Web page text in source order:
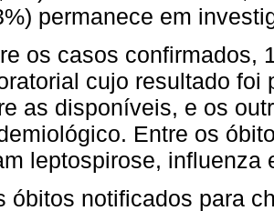
permanece em
os casos confirmados,
cujo resultado foi
as disponíveis, e os
Entre os
leptospirose, influenza
óbitos notificados para